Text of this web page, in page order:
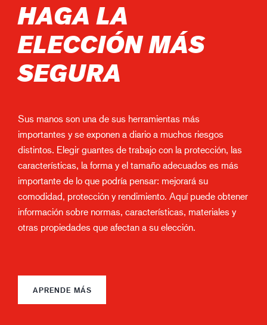
HAGA LA
ELECCIÓN MÁS
SEGURA
Sus manos son una de sus herramientas más
importantes y se exponen a diario a muchos riesgos
distintos. Elegir guantes de trabajo con la protección, las
características, la forma y el tamaño adecuados es más
importante de lo que podría pensar: mejorará su
comodidad, protección y rendimiento. Aquí puede obtener
información sobre normas, características, materiales y
otras propiedades que afectan a su elección.
APRENDE MÁS